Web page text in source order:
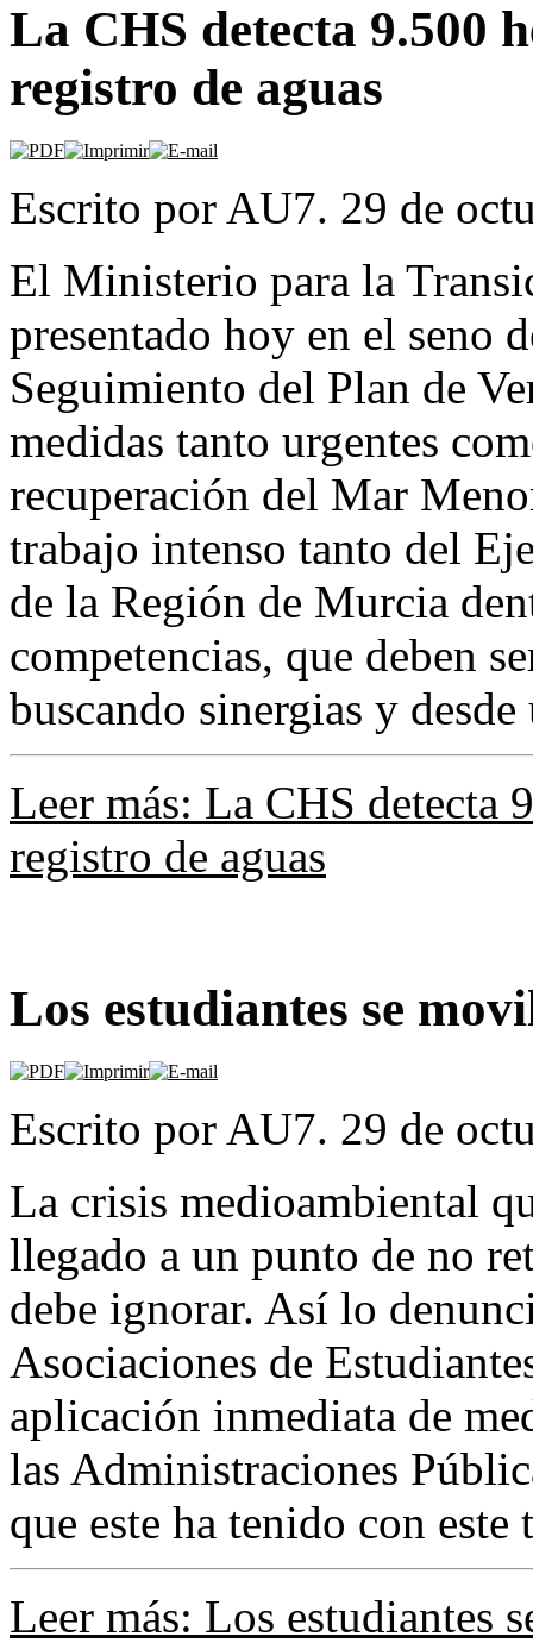
La CHS detecta 9.500
registro de aguas
Escrito por AU7. 29 de
El Ministerio para la
presentado hoy en el seno
Seguimiento del Plan de
medidas tanto urgentes
recuperación del Mar
trabajo intenso tanto del
de la Región de Murcia
competencias, que deben
buscando sinergias y
Leer más: La CHS detecta
registro de aguas
Los estudiantes se
Escrito por AU7. 29 de
La crisis medioambiental
llegado a un punto de no
debe ignorar. Así lo
Asociaciones de
aplicación inmediata de
las Administraciones
que este ha tenido con este
Leer más: Los estudiantes